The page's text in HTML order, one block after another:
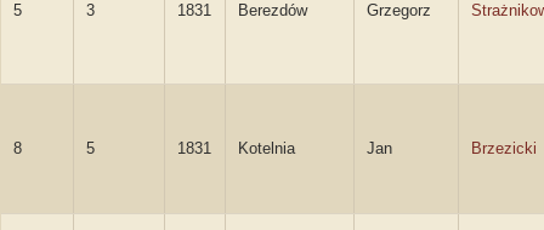
5 3 1831 Berezdów Grzegorz
8 5 1831 Kotelnia Jan Brzezicki